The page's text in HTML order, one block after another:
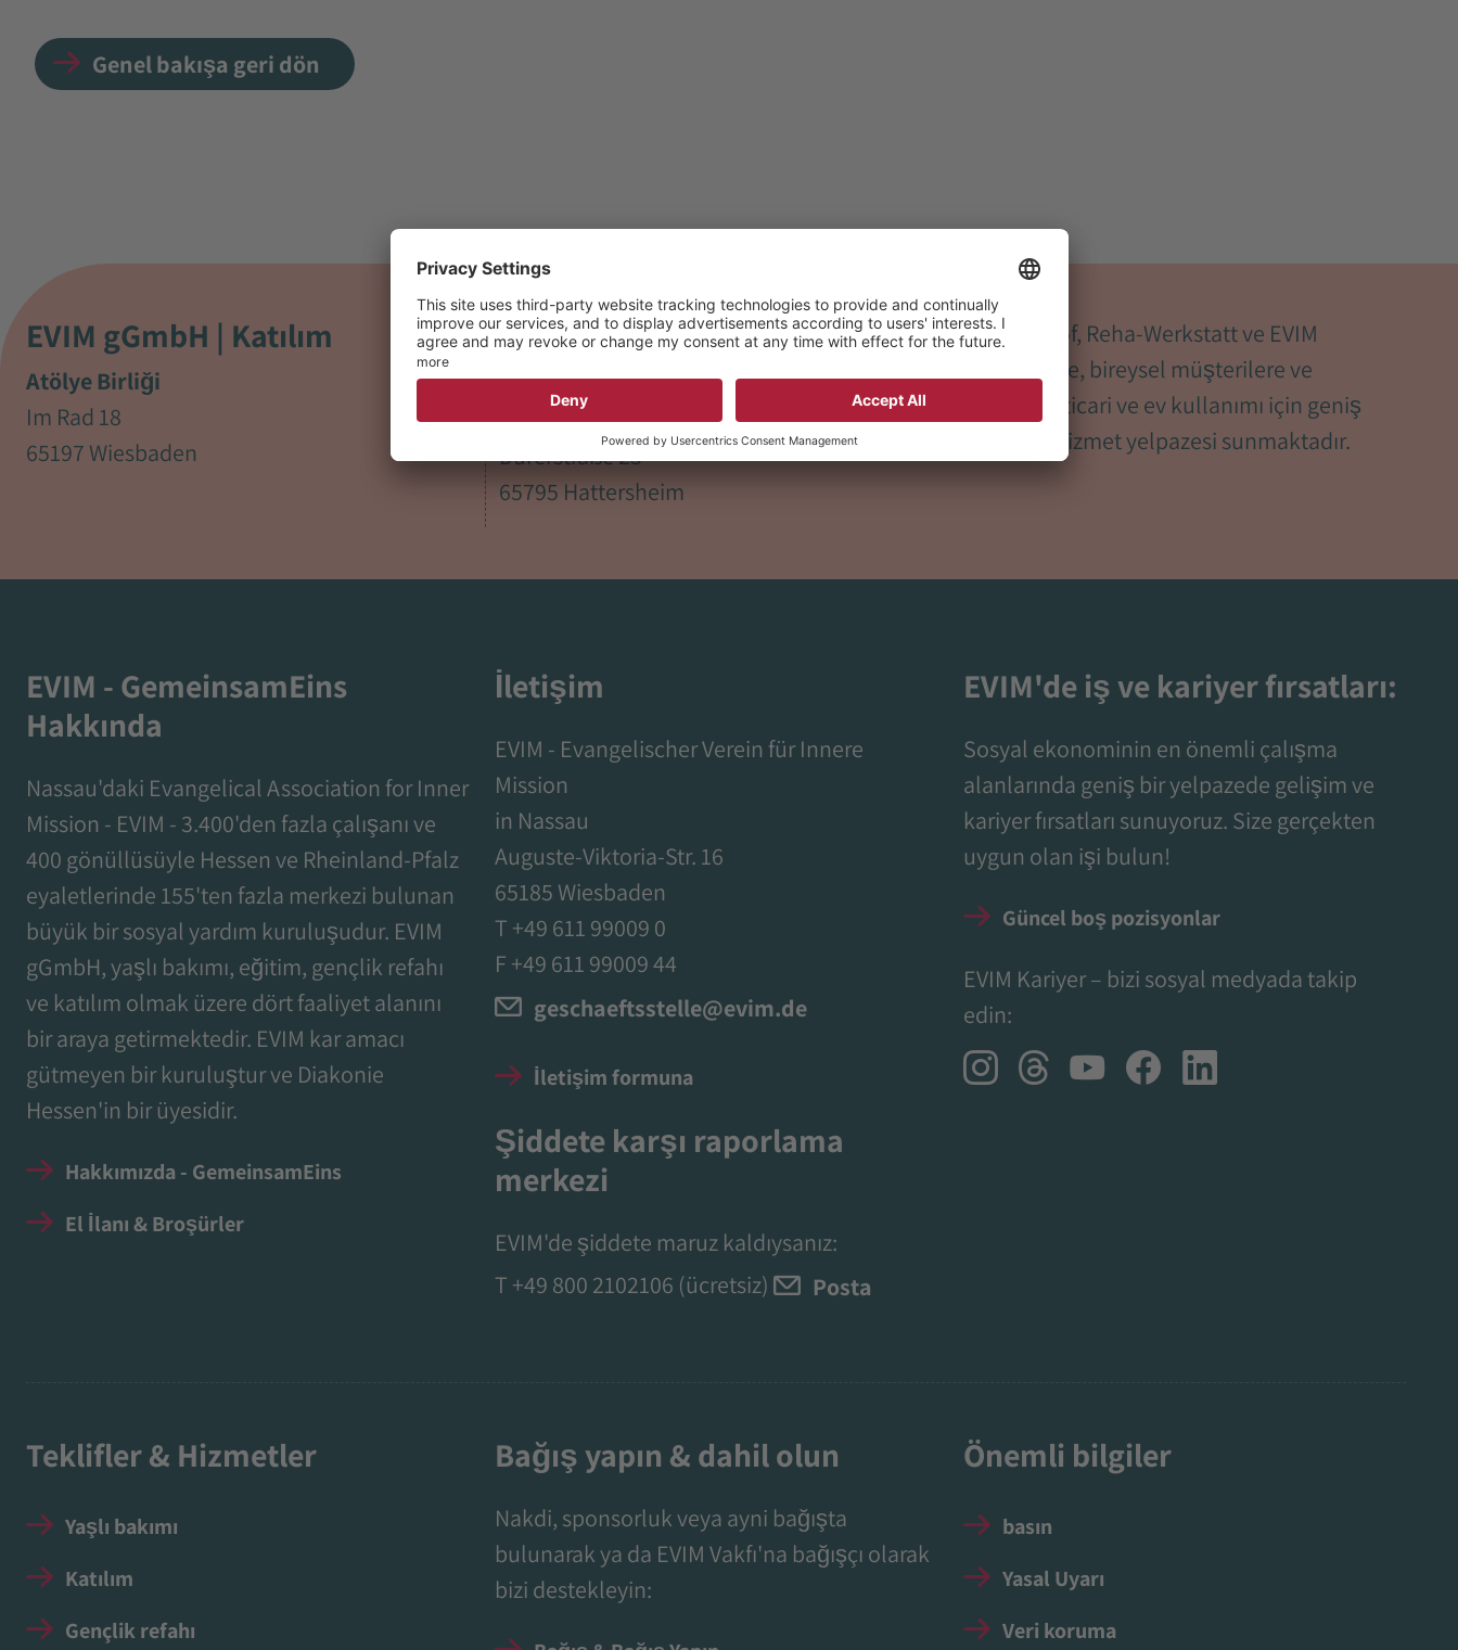
Genel bakışa geri dön
EVIM gGmbH | Katılım
Atölye Birliği
Im Rad 18
65197 Wiesbaden
EVIM Evangelischer Verein für
Innere Mission in Nassau
Servis mutfağı
Dürerstraße 25
65795 Hattersheim
Schlockerhof, Reha-Werkstatt ve EVIM
Serviceküche, bireysel müşterilere ve
işletmelere ticari ve ev kullanımı için geniş
bir ürün ve hizmet yelpazesi sunmaktadır.
EVIM - GemeinsamEins
Hakkında
Nassau'daki Evangelical Association for Inner
Mission - EVIM - 3.400'den fazla çalışanı ve
400 gönüllüsüyle Hessen ve Rheinland-Pfalz
eyaletlerinde 155'ten fazla merkezi bulunan
büyük bir sosyal yardım kuruluşudur. EVIM
gGmbH, yaşlı bakımı, eğitim, gençlik refahı
ve katılım olmak üzere dört faaliyet alanını
bir araya getirmektedir. EVIM kar amacı
gütmeyen bir kuruluştur ve Diakonie
Hessen'in bir üyesidir.
Hakkımızda - GemeinsamEins
El İlanı & Broşürler
İletişim
EVIM - Evangelischer Verein für Innere
Mission
in Nassau
Auguste-Viktoria-Str. 16
65185 Wiesbaden
T +49 611 99009 0
F +49 611 99009 44
geschaeftsstelle@evim.de
İletişim formuna
Şiddete karşı raporlama
merkezi
EVIM'de şiddete maruz kaldıysanız:
T +49 800 2102106 (ücretsiz) Posta
EVIM'de iş ve kariyer fırsatları:
Sosyal ekonominin en önemli çalışma
alanlarında geniş bir yelpazede gelişim ve
kariyer fırsatları sunuyoruz. Size gerçekten
uygun olan işi bulun!
Güncel boş pozisyonlar
EVIM Kariyer – bizi sosyal medyada takip
edin:
Teklifler & Hizmetler
Yaşlı bakımı
Katılım
Gençlik refahı
Bağış yapın & dahil olun
Nakdi, sponsorluk veya ayni bağışta
bulunarak ya da EVIM Vakfı'na bağışçı olarak
bizi destekleyin:
Önemli bilgiler
basın
Yasal Uyarı
Veri koruma